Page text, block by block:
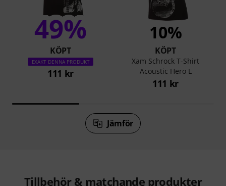
49%
KÖPT
EXAKT DENNA PRODUKT
111 kr
10%
KÖPT
Xam Schrock T-Shirt
Acoustic Hero L
111 kr
Jämför
Tillbehör & matchande produkter